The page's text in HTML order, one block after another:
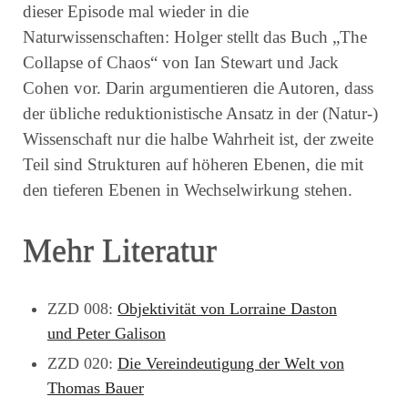
dieser Episode mal wieder in die
Naturwissenschaften: Holger stellt das Buch „The
Collapse of Chaos“ von Ian Stewart und Jack
Cohen vor. Darin argumentieren die Autoren, dass
der übliche reduktionistische Ansatz in der (Natur-)
Wissenschaft nur die halbe Wahrheit ist, der zweite
Teil sind Strukturen auf höheren Ebenen, die mit
den tieferen Ebenen in Wechselwirkung stehen.
Mehr Literatur
ZZD 008: Objektivität von Lorraine Daston
und Peter Galison
ZZD 020: Die Vereindeutigung der Welt von
Thomas Bauer